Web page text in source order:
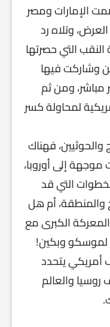
الإمارات ومصر
وتلاه رد
التي حصرتها
وشاركت فيها
ومن ثم
لمحاولة كسر
فهناك
إلى أوروبا،
التي قد
والمنطقة، أم هل
الكبرى مع
لموسكو وبكين!
يتحدد
روسيا والعالم